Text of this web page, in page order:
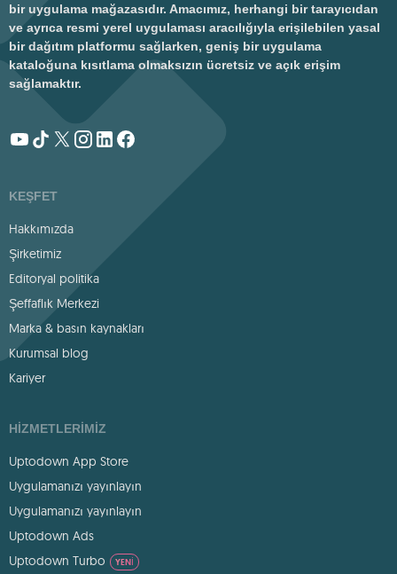
bir uygulama mağazasıdır. Amacımız, herhangi bir tarayıcıdan
ve ayrıca resmi yerel uygulaması aracılığıyla erişilebilen yasal
bir dağıtım platformu sağlarken, geniş bir uygulama
kataloğuna kısıtlama olmaksızın ücretsiz ve açık erişim
sağlamaktır.
KEŞFET
Hakkımızda
Şirketimiz
Editoryal politika
Şeffaflık Merkezi
Marka & basın kaynakları
Kurumsal blog
Kariyer
HIZMETLERIMIZ
Uptodown App Store
Uygulamanızı yayınlayın
Uygulamanızı yayınlayın
Uptodown Ads
Uptodown Turbo
YENI